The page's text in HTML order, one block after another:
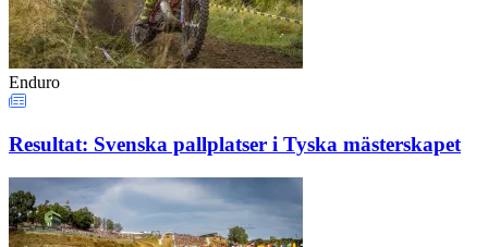
Enduro
Resultat: Svenska pallplatser i Tyska mästerskapet